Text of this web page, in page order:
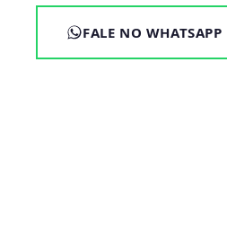
FALE NO WHATSAPP